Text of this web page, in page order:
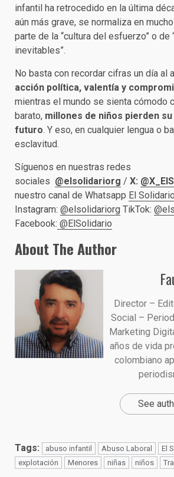
infantil ha retrocedido en la última
aún más grave, se normaliza en
parte de la “cultura del esfuerzo” o de
inevitables”.
No basta con recordar cifras un día al
acción política, valentía y
mientras el mundo se sienta cómodo
barato, millones de niños pierden
futuro. Y eso, en cualquier lengua o
esclavitud.
Síguenos en nuestras redes
sociales @elsolidariorg / X:
nuestro canal de Whatsapp El Solidario
Instagram: @elsolidariorg TikTok:
Facebook: @ElSolidario
About The Author
Director –
Social –
Marketing
años de vida
colombiano
See
Tags: abuso infantil Abuso Laboral El
explotación
Menores niñas niños